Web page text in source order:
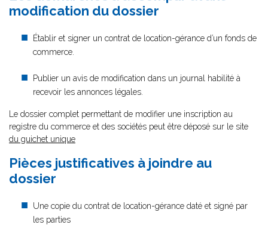
modification du dossier
Établir et signer un contrat de location-gérance d’un fonds de
commerce.
Publier un avis de modification dans un journal habilité à
recevoir les annonces légales.
Le dossier complet permettant de modifier une inscription au
registre du commerce et des sociétés peut être déposé sur le site
du guichet unique
Pièces justificatives à joindre au
dossier
Une copie du contrat de location-gérance daté et signé par
les parties